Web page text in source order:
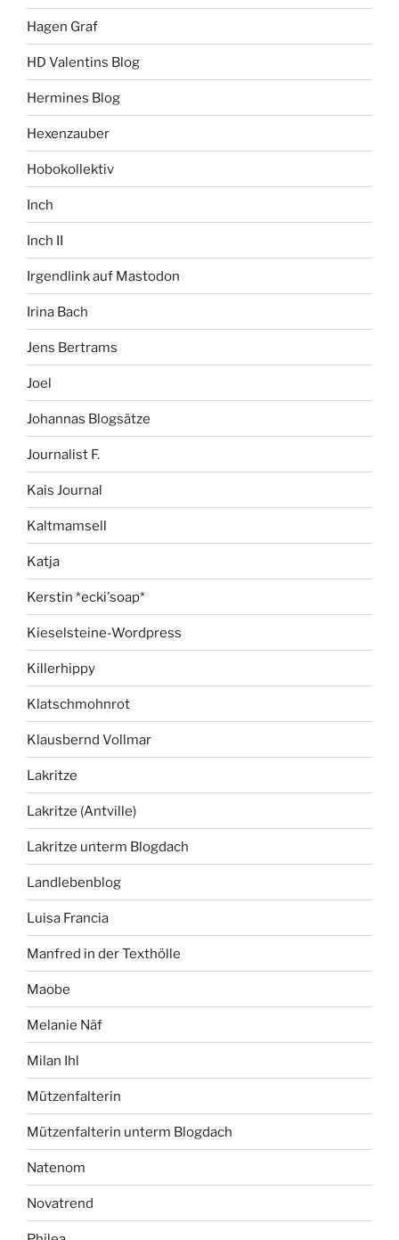
Hagen Graf
HD Valentins Blog
Hermines Blog
Hexenzauber
Hobokollektiv
Inch
Inch II
Irgendlink auf Mastodon
Irina Bach
Jens Bertrams
Joel
Johannas Blogsätze
Journalist F.
Kais Journal
Kaltmamsell
Katja
Kerstin *ecki'soap*
Kieselsteine-Wordpress
Killerhippy
Klatschmohnrot
Klausbernd Vollmar
Lakritze
Lakritze (Antville)
Lakritze unterm Blogdach
Landlebenblog
Luisa Francia
Manfred in der Texthölle
Maobe
Melanie Näf
Milan Ihl
Mützenfalterin
Mützenfalterin unterm Blogdach
Natenom
Novatrend